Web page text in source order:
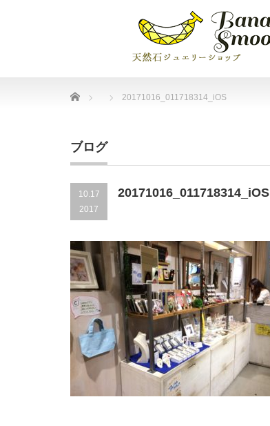
Home 20171016_011718314_iOS
ブログ
10.17
2017
20171016_011718314_iOS